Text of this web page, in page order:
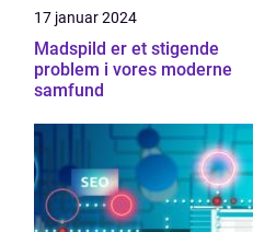
17 januar 2024
Madspild er et stigende
problem i vores moderne
samfund